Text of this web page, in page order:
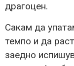
драгоцен.
Сакам да
темпо и да
заедно